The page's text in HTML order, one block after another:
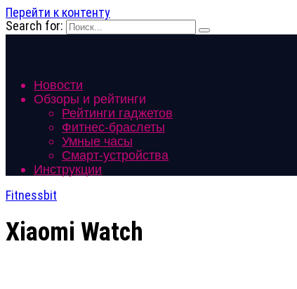
Перейти к контенту
Search for:
Новости
Обзоры и рейтинги
Рейтинги гаджетов
Фитнес-браслеты
Умные часы
Смарт-устройства
Инструкции
Fitnessbit
Xiaomi Watch